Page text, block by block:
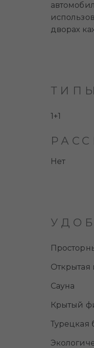
дворах
1+1
Нет
Открытая
Сауна
Крытый
Турецкая